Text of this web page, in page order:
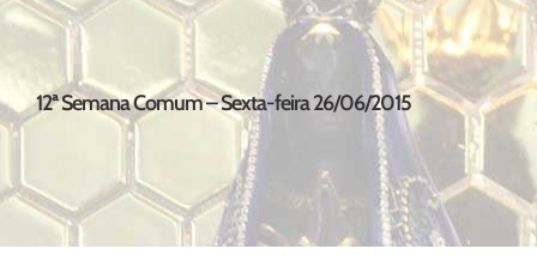
12ª Semana Comum – Sexta-feira 26/06/2015